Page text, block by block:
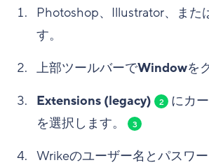
Photoshop、Illustrator、また
す。
上部ツールバーでWindowを
Extensions (legacy) 2 にカ
を選択します。
3
Wrikeのユーザー名とパスワ